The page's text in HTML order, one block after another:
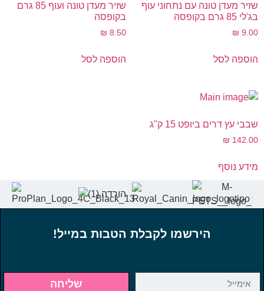
שזיר מעדן טונה עם נתחוני עוף
בג'לי 85 גרם בקופסה
₪ 9.00
הוספה לסל
שזיר מעדן טונה ועוף 85 גרם
בקופסה
₪ 8.50
הוספה לסל
שבבי עץ דרים ביופט 15 ק"ג
₪ 142.00
מידע נוסף
הירשמו לקבלת הטבות במייל!
שליחה